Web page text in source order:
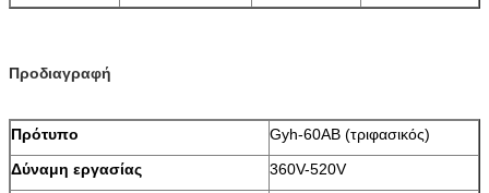
Προδιαγραφή
Πρότυπο
Gyh-60AB (τριφασικός)
Δύναμη εργασίας
360V-520V